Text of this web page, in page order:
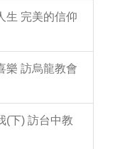
生 完美的信仰
樂 訪烏龍教會
(下) 訪台中教